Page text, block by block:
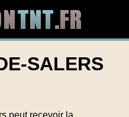
SALERS
peut recevoir la